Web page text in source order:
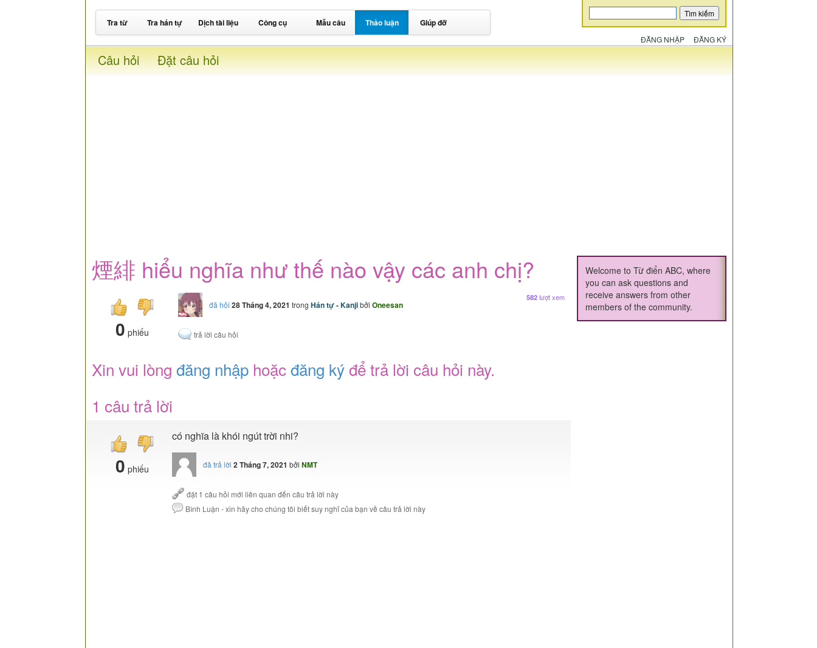
Tra từ Tra hán tự Dịch tài liệu Công cụ Mẫu câu Thảo luận Giúp đỡ
ĐĂNG NHẬP ĐĂNG KÝ
Câu hỏi Đặt câu hỏi
煙緋 hiểu nghĩa như thế nào vậy các anh chị?
0 phiếu
582lượt xem
đã hỏi 28 Tháng 4, 2021 trong Hán tự - Kanjibởi Oneesan
Xin vui lòngđăng nhập hoặcđăng kýđể trả lời câu hỏi này.
1 câu trả lời
0 phiếu
có nghĩa là khói ngút trời nhi?
đã trả lời 2 Tháng 7, 2021 bởi NMT
Welcome to Từ điển ABC, where
you can ask questions and
receive answers from other
members of the community.